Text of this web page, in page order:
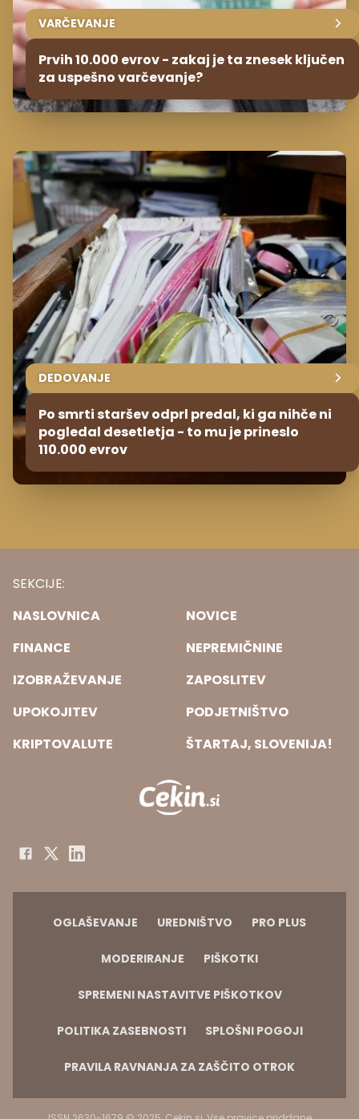
VARČEVANJE
Prvih 10.000 evrov - zakaj je ta znesek ključen
za uspešno varčevanje?
DEDOVANJE
Po smrti staršev odprl predal, ki ga nihče ni
pogledal desetletja - to mu je prineslo
110.000 evrov
SEKCIJE:
NASLOVNICA
NOVICE
FINANCE
NEPREMIČNINE
IZOBRAŽEVANJE
ZAPOSLITEV
UPOKOJITEV
PODJETNIŠTVO
KRIPTOVALUTE
ŠTARTAJ, SLOVENIJA!
OGLAŠEVANJE UREDNIŠTVO PRO PLUS
MODERIRANJE PIŠKOTKI
SPREMENI NASTAVITVE PIŠKOTKOV
POLITIKA ZASEBNOSTI SPLOŠNI POGOJI
PRAVILA RAVNANJA ZA ZAŠČITO OTROK